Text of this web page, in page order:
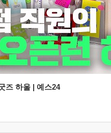
즈 하울 | 예스24